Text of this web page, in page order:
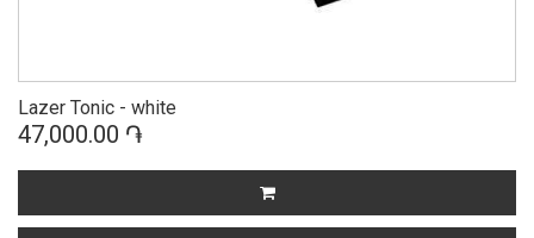
Lazer Tonic - white
47,000.00 ֏